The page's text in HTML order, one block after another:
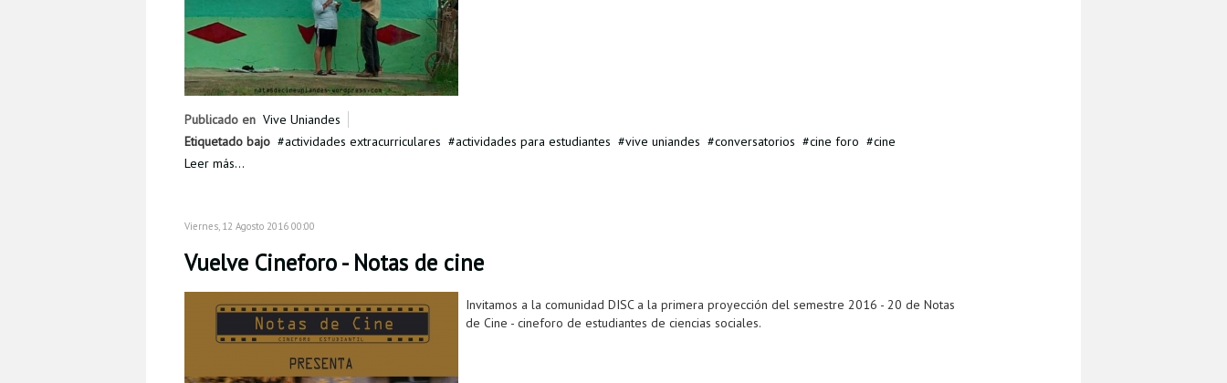
Publicado en Vive Uniandes
Etiquetado bajo
actividades extracurriculares actividades para estudiantes vive uniandes conversatorios cine foro
cine
Leer más...
Viernes, 12 Agosto 2016 00:00
Vuelve Cineforo - Notas de cine
Invitamos a la comunidad DISC a la primera proyección del semestre 2016 - 20 de Notas
de Cine - cineforo de estudiantes de ciencias sociales.